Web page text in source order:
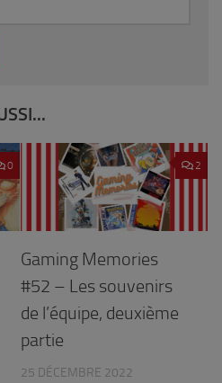
0 2
Gaming Memories
#52 – Les souvenirs
de l’équipe, deuxième
partie
25 DÉCEMBRE 2022